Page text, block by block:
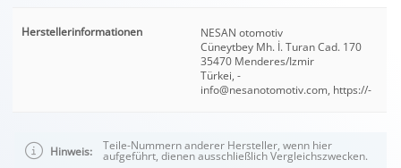
Herstellerinformationen
NESAN otomotiv
Cüneytbey Mh. İ. Turan Cad. 170
35470 Menderes/Izmir
Türkei, -
info@nesanotomotiv.com, https://-
Hinweis: Teile-Nummern anderer Hersteller, wenn hier
aufgeführt, dienen ausschließlich Vergleichszwecken.